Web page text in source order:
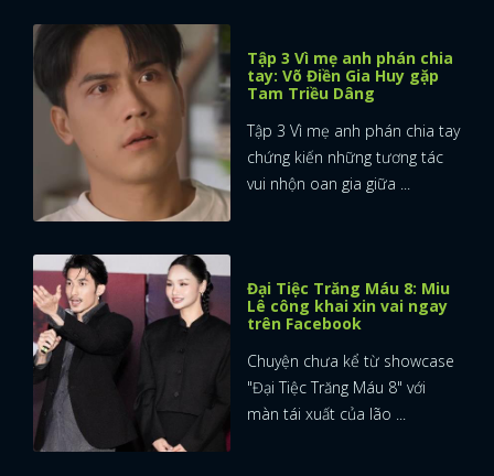
Tập 3 Vì mẹ anh phán chia
tay: Võ Điền Gia Huy gặp
Tam Triều Dâng
Tập 3 Vì mẹ anh phán chia tay
chứng kiến những tương tác
vui nhộn oan gia giữa ...
Đại Tiệc Trăng Máu 8: Miu
Lê công khai xin vai ngay
trên Facebook
Chuyện chưa kể từ showcase
"Đại Tiệc Trăng Máu 8" với
màn tái xuất của lão ...